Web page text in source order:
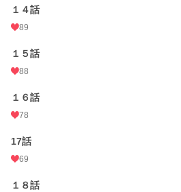
１４話
89
１５話
88
１６話
78
17話
69
１８話